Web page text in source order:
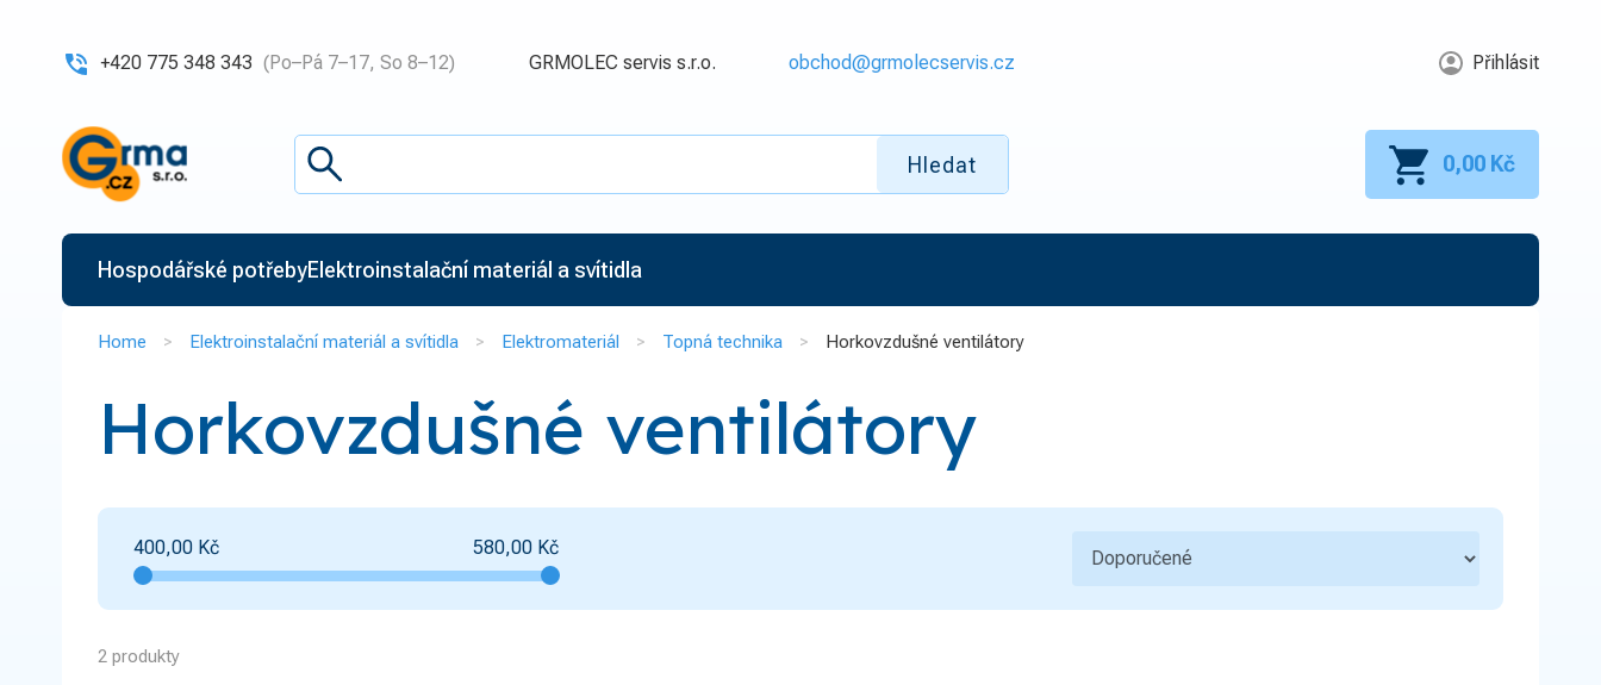
+420 775 348 343 (Po–Pá 7–17, So 8–12) GRMOLEC servis s.r.o. obchod@grmolecservis.cz Přihlásit
Hledat 0,00 Kč
Hospodářské potřebyElektroinstalační materiál a svítidla
Home Elektroinstalační materiál a svítidla Elektromateriál Topná technika Horkovzdušné ventilátory
Horkovzdušné ventilátory
400,00 Kč 580,00 Kč
2 produkty